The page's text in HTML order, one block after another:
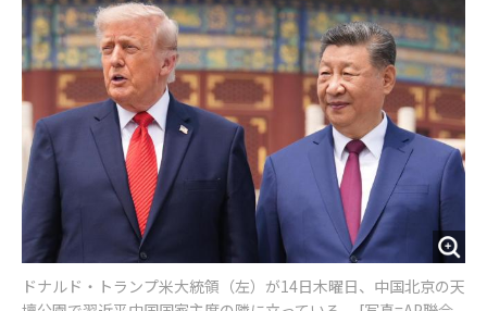
ドナルド・トランプ米大統領（左）が14日木曜日、中国北京の天